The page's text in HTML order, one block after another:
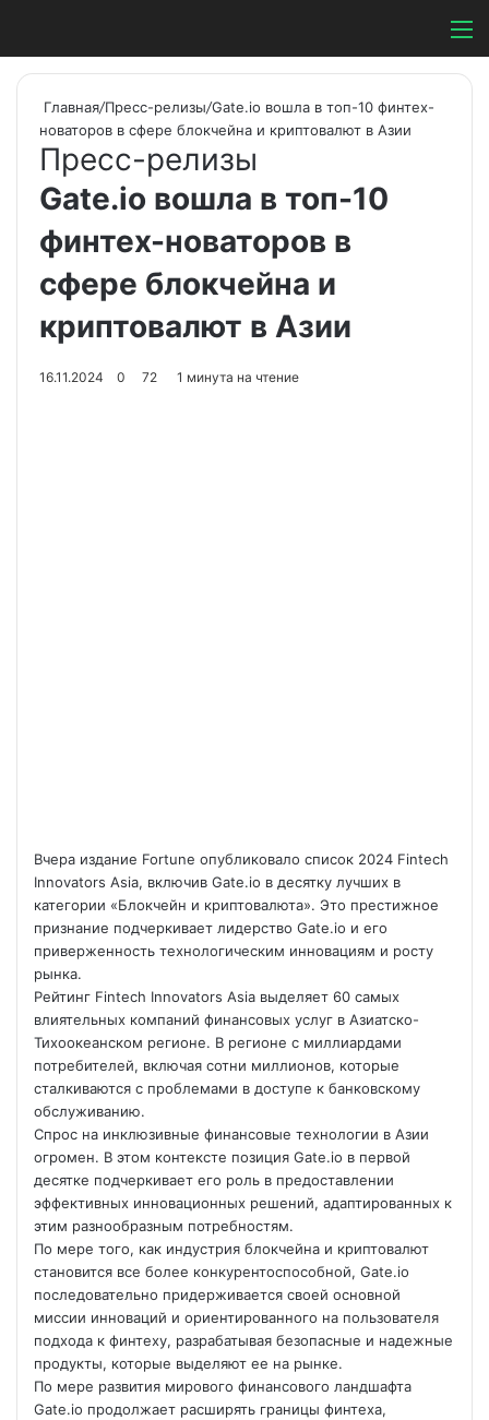
Switch skin
Главная/Пресс-релизы/Gate.io вошла в топ-10 финтех-
новаторов в сфере блокчейна и криптовалют в Азии
Пресс-релизы
Gate.io вошла в топ-10
финтех-новаторов в
сфере блокчейна и
криптовалют в Азии
16.11.2024 0 72 1 минута на чтение
Вчера издание Fortune опубликовало список 2024 Fintech
Innovators Asia, включив Gate.io в десятку лучших в
категории «Блокчейн и криптовалюта». Это престижное
признание подчеркивает лидерство Gate.io и его
приверженность технологическим инновациям и росту
рынка.
Рейтинг Fintech Innovators Asia выделяет 60 самых
влиятельных компаний финансовых услуг в Азиатско-
Тихоокеанском регионе. В регионе с миллиардами
потребителей, включая сотни миллионов, которые
сталкиваются с проблемами в доступе к банковскому
обслуживанию.
Спрос на инклюзивные финансовые технологии в Азии
огромен. В этом контексте позиция Gate.io в первой
десятке подчеркивает его роль в предоставлении
эффективных инновационных решений, адаптированных к
этим разнообразным потребностям.
По мере того, как индустрия блокчейна и криптовалют
становится все более конкурентоспособной, Gate.io
последовательно придерживается своей основной
миссии инноваций и ориентированного на пользователя
подхода к финтеху, разрабатывая безопасные и надежные
продукты, которые выделяют ее на рынке.
По мере развития мирового финансового ландшафта
Gate.io продолжает расширять границы финтеха,